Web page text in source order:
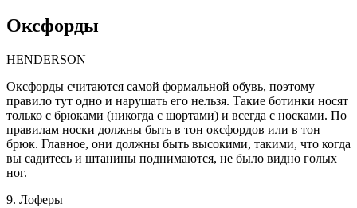
Оксфорды
HENDERSON
Оксфорды считаются самой формальной обувь, поэтому
правило тут одно и нарушать его нельзя. Такие ботинки носят
только с брюками (никогда с шортами) и всегда с носками. По
правилам носки должны быть в тон оксфордов или в тон
брюк. Главное, они должны быть высокими, такими, что когда
вы садитесь и штанины поднимаются, не было видно голых
ног.
9. Лоферы